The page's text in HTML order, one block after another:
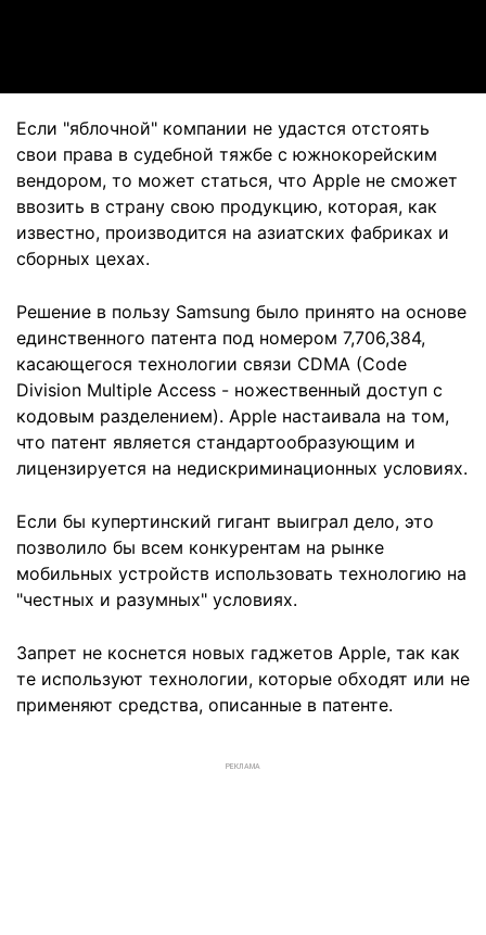
Если "яблочной" компании не удастся отстоять
свои права в судебной тяжбе с южнокорейским
вендором, то может статься, что Apple не сможет
ввозить в страну свою продукцию, которая, как
известно, производится на азиатских фабриках и
сборных цехах.
Решение в пользу Samsung было принято на основе
единственного патента под номером 7,706,384,
касающегося технологии связи CDMA (Code
Division Multiple Access - ножественный доступ с
кодовым разделением). Apple настаивала на том,
что патент является стандартообразующим и
лицензируется на недискриминационных условиях.
Если бы купертинский гигант выиграл дело, это
позволило бы всем конкурентам на рынке
мобильных устройств использовать технологию на
"честных и разумных" условиях.
Запрет не коснется новых гаджетов Apple, так как
те используют технологии, которые обходят или не
применяют средства, описанные в патенте.
РЕКЛАМА